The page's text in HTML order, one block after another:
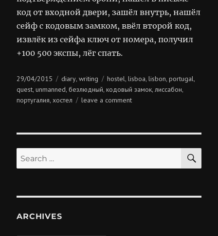
код от входной двери, зашёл внутрь, нашёл
сейф с кодовым замком, ввёл второй код,
извлёк из сейфа ключ от номера, получил
+100 500 экспы, лёг спать.
Posted
on
29/04/2015 Categories
diary,writing Tags
hostel,lisboa,lisbon,portugal,
quest,unmanned,безлюдный,кодовый замок, лиссабон,
португалия,хостел leave a commenton
Search
for:
ARCHIVES